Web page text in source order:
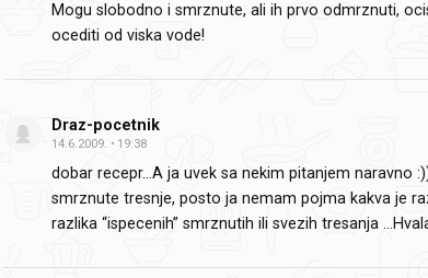
Mogu slobodno i smrznute, ali ih prvo odmrznuti,
ocediti od viska vode!
Draz-pocetnik
14.6.2009. 19:38
dobar recepr…A ja uvek sa nekim pitanjem naravno
smrznute tresnje, posto ja nemam pojma kakva je
razlika “ispecenih” smrznutih ili svezih tresanja